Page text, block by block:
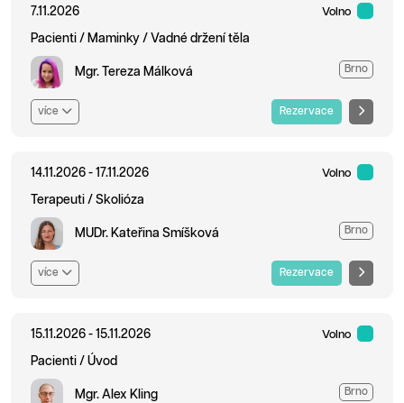
7.11.2026 Volno
Pacienti / Maminky / Vadné držení těla
Mgr. Tereza Málková Brno
více Rezervace
14.11.2026 - 17.11.2026 Volno
Terapeuti / Skolióza
MUDr. Kateřina Smíšková Brno
více Rezervace
15.11.2026 - 15.11.2026 Volno
Pacienti / Úvod
Mgr. Alex Kling Brno